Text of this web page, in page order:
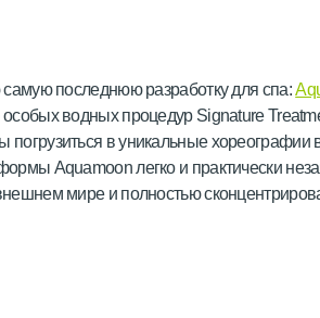
самую последнюю разработку для спа:
водных процедур Signature
погрузиться в уникальные
Aquamoon легко и практически
мире и полностью